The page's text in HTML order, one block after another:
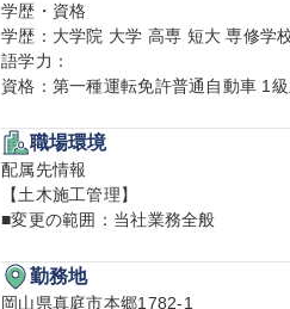
学歴・資格
学歴：大学院 大学 高専 短大 専修学
語学力：
資格：第一種運転免許普通自動車 1
職場環境
配属先情報
【土木施工管理】
■変更の範囲：当社業務全般
勤務地
岡山県真庭市本郷1782-1